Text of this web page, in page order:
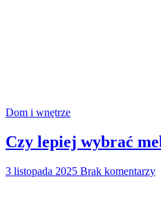
Dom i wnętrze
Czy lepiej wybrać
3 listopada 2025 Brak komentarzy